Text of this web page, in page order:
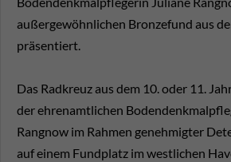
außergewöhnlichen Bronzefund aus
präsentiert.
Das Radkreuz aus dem 10. oder 11.
der ehrenamtlichen
Rangnow im Rahmen genehmigter
auf einem Fundplatz im westlichen